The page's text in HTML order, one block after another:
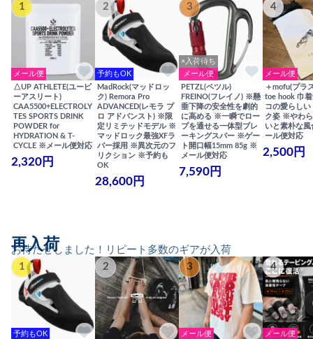
1
メール便
△UP ATHLETE(ユーピ
ーアスリート)
CAA5500+ELECTROLY
TES SPORTS DRINK
POWDER for
HYDRATION & T-
CYCLE ※メール便対応
2,320円
2
予約もOK
MadRock(マッドロッ
ク) Remora Pro
ADVANCED(レモラ プ
ロ アドバンスト) ※限
定リミテッドモデル ※
マッドロック最強XFラ
バー採用 ※異次元のフ
リクション ※予約も
OK
28,600円
3
×入荷待ち
メール便
PETZL(ペツル)
FREINO(フレイノ) ※懸
垂下降の安全性を劇的
に高める ※一瞬でロー
プを通せる一体型ブレ
ーキングスパー ※ゲー
ト開口幅15mm 85g ※
メール便対応
7,590円
4
メール便
＋mofu(プラ
toe hook 巾
コの愛らしい
ク姿 ※やわ
いと素朴な
ール便対応
2,500円
お待たせしました！リピート多数のギアが入荷
再入荷
1
予約もOK
2 3
メール便
4
メール便